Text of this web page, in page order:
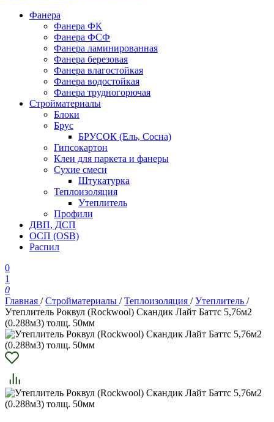
Фанера
Фанера ФК
Фанера ФСФ
Фанера ламинированная
Фанера березовая
Фанера влагостойкая
Фанера водостойкая
Фанера трудногорючая
Стройматериалы
Блоки
Брус
БРУСОК (Ель, Сосна)
Гипсокартон
Клеи для паркета и фанеры
Сухие смеси
Штукатурка
Теплоизоляция
Утеплитель
Профили
ДВП, ДСП
ОСП (OSB)
Распил
0
1
0
Главная /Стройматериалы /Теплоизоляция /Утеплитель /
Утеплитель Роквул (Rockwool) Скандик Лайт Баттс 5,76м2
(0.288м3) толщ. 50мм